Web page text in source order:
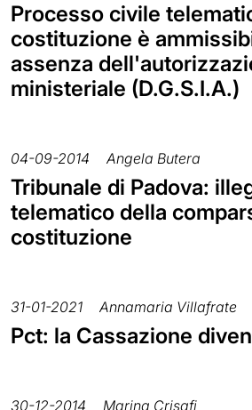
Processo civile
costituzione è
assenza
ministeriale (D.G.S.I.A.)
04-09-2014 Angela Butera
Tribunale di Padova:
telematico della
costituzione
31-01-2021 Annamaria Villafrate
Pct: la Cassazione
30-12-2014 Marina Crisafi